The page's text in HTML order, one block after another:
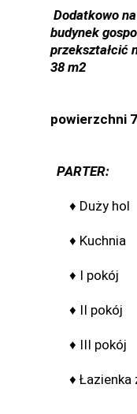
Dodatkowo
budynek
przekształcić
38 m2
powierzchni
PARTER:
♦ Duży hol
♦ Kuchnia
♦ I pokój
♦ II pokój
♦ III pokój
♦ Łazienka